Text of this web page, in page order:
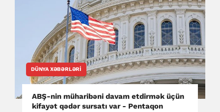
DÜNYA XƏBƏRLƏRI
ABŞ-nin müharibəni davam etdirmək üçün
kifayət qədər sursatı var - Pentaqon